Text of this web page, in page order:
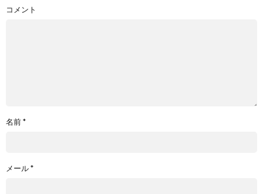
コメント
名前*
メール*